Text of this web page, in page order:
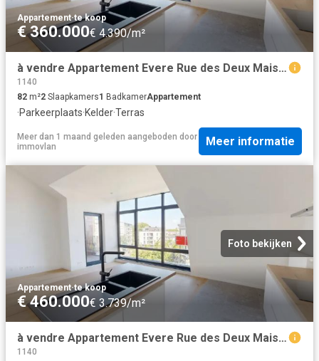
Appartement·te koop
€ 360.000€ 4.390/m²
à vendre Appartement Evere Rue des Deux Maisons Saphir 20
1140
82 m²2 Slaapkamers1 BadkamerAppartement
·Parkeerplaats·Kelder·Terras
Meer dan 1 maand geleden aangeboden door
immovlan
Meer informatie
Foto bekijken
Appartement·te koop
€ 460.000€ 3.739/m²
à vendre Appartement Evere Rue des Deux Maisons Saphir 22
1140